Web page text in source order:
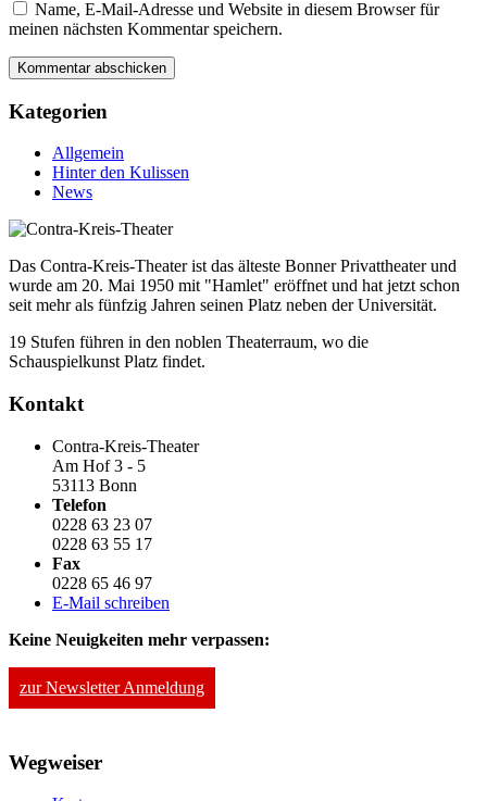
Name, E-Mail-Adresse und Website in diesem Browser für
meinen nächsten Kommentar speichern.
Kategorien
Allgemein
Hinter den Kulissen
News
Das Contra-Kreis-Theater ist das älteste Bonner Privattheater und
wurde am 20. Mai 1950 mit "Hamlet" eröffnet und hat jetzt schon
seit mehr als fünfzig Jahren seinen Platz neben der Universität.
19 Stufen führen in den noblen Theaterraum, wo die
Schauspielkunst Platz findet.
Kontakt
Contra-Kreis-Theater
Am Hof 3 - 5
53113 Bonn
Telefon
0228 63 23 07
0228 63 55 17
Fax
0228 65 46 97
E-Mail schreiben
Keine Neuigkeiten mehr verpassen:
zur Newsletter Anmeldung
Wegweiser